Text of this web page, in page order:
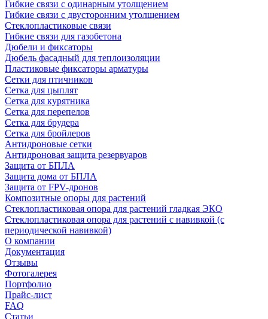
Гибкие связи с одинарным утолщением
Гибкие связи с двусторонним утолщением
Стеклопластиковые связи
Гибкие связи для газобетона
Дюбели и фиксаторы
Дюбель фасадный для теплоизоляции
Пластиковые фиксаторы арматуры
Сетки для птичников
Сетка для цыплят
Сетка для курятника
Сетка для перепелов
Сетка для брудера
Сетка для бройлеров
Антидроновые сетки
Антидроновая защита резервуаров
Защита от БПЛА
Защита дома от БПЛА
Защита от FPV-дронов
Композитные опоры для растений
Стеклопластиковая опора для растений гладкая ЭКО
Стеклопластиковая опора для растений с навивкой (с
периодической навивкой)
О компании
Документация
Отзывы
Фотогалерея
Портфолио
Прайс-лист
FAQ
Статьи